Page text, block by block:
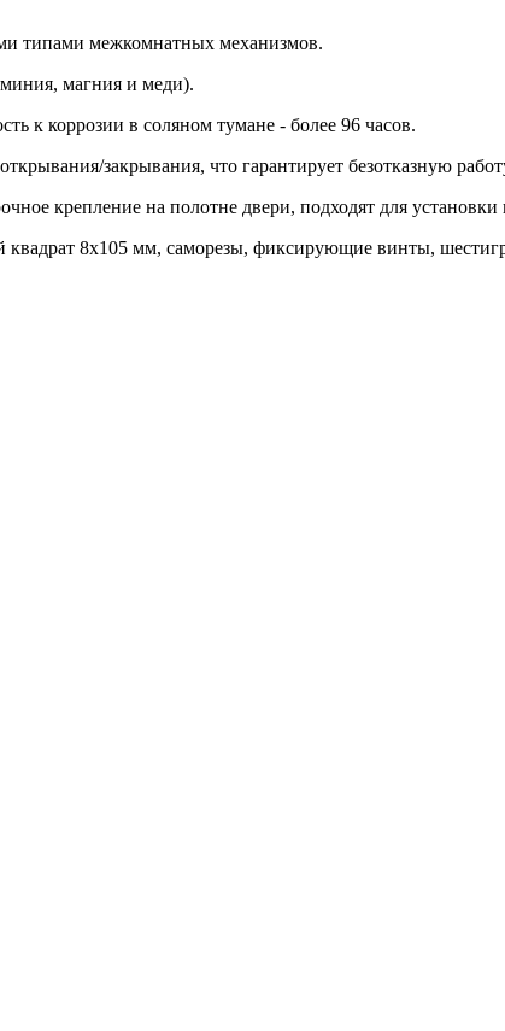
типами межкомнатных механизмов.
магния и меди).
к коррозии в соляном тумане - более 96 часов.
закрывания, что гарантирует безотказную
крепление на полотне двери, подходят для
квадрат 8x105 мм, саморезы, фиксирующие винты,